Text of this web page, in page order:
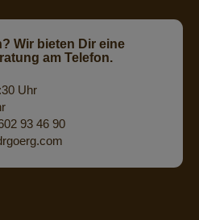
Wir bieten Dir eine
am Telefon.
Uhr
93 46 90